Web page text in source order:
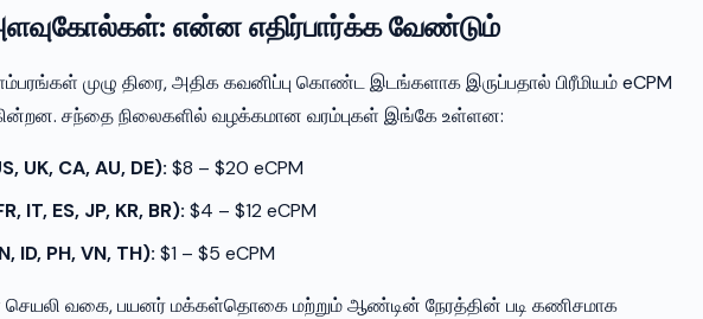
என்ன எதிர்பார்க்க வேண்டும்
முழு திரை, அதிக கவனிப்பு கொண்ட இடங்களாக இருப்பதால் பிரீமியம் eCPM
சந்தை நிலைகளில் வழக்கமான வரம்புகள் இங்கே உள்ளன:
UK, CA, AU, DE): $8 – $20 eCPM
IT, ES, JP, KR, BR): $4 – $12 eCPM
ID, PH, VN, TH): $1 – $5 eCPM
வகை, பயனர் மக்கள்தொகை மற்றும் ஆண்டின் நேரத்தின் படி கணிசமாக